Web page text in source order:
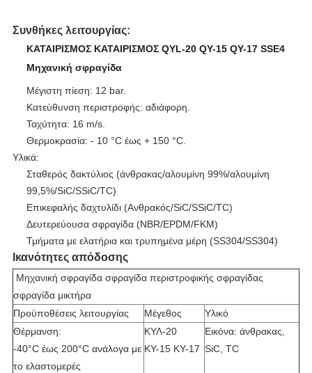
Συνθήκες λειτουργίας:
ΚΑΤΑΙΡΙΣΜΟΣ ΚΑΤΑΙΡΙΣΜΟΣ QYL-20 QY-15 QY-17 SSE4
Μηχανική σφραγίδα
Μέγιστη πίεση: 12 bar.
Κατεύθυνση περιστροφής: αδιάφορη.
Ταχύτητα: 16 m/s.
Θερμοκρασία: - 10 °C έως + 150 °C.
Υλικά:
Σταθερός δακτύλιος (άνθρακας/αλουμίνη 99%/αλουμίνη
99,5%/SiC/SSiC/TC)
Επικεφαλής δαχτυλίδι (Ανθρακός/SiC/SSiC/TC)
Δευτερεύουσα σφραγίδα (NBR/EPDM/FKM)
Τμήματα με ελατήρια και τρυπημένα μέρη (SS304/SS304)
Ικανότητες απόδοσης
Μηχανική σφραγίδα σφραγίδα περιστροφικής σφραγίδας
σφραγίδα μικτήρα
Προϋποθέσεις λειτουργίας
Μέγεθος
Υλικό
Θέρμανση:
-40°C έως 200°C ανάλογα με
το ελαστομερές
ΚΥΛ-20
ΚΥ-15 ΚΥ-17
Εικόνα: άνθρακας,
SiC, TC